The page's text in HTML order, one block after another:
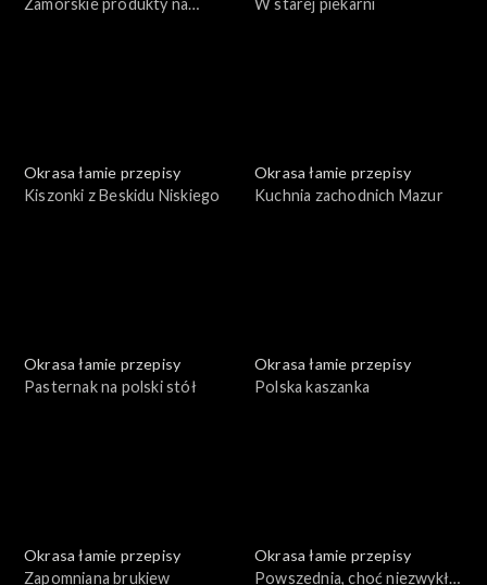
Okrasa łamie przepisy
Kiszonki z Beskidu Niskiego
Okrasa łamie przepisy
Kuchnia zachodnich Mazur
Okrasa łamie przepisy
Pasternak na polski stół
Okrasa łamie przepisy
Polska kaszanka
Okrasa łamie przepisy
Zapomniana brukiew
Okrasa łamie przepisy
Powszednia, choć niezwykła